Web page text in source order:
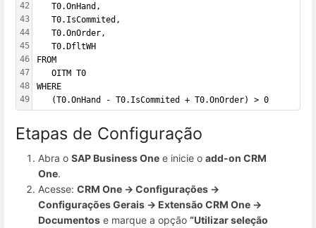
42
43
44
45
46
47
48
49
   T0.OnHand,
   T0.IsCommited,
   T0.OnOrder,
   T0.DfltWH
FROM
   OITM T0
WHERE
   (T0.OnHand - T0.IsCommited + T0.OnOrder) > 0
Etapas de Configuração
Abra o SAP Business One e inicie o add-on CRM
One.
Acesse: CRM One → Configurações →
Configurações Gerais → Extensão CRM One →
Documentos e marque a opção “Utilizar seleção